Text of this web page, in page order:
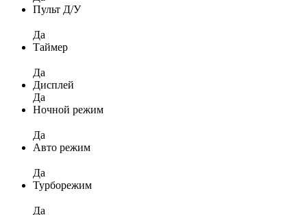
Пульт Д/У
Да
Таймер
Да
Дисплей
Да
Ночной режим
Да
Авто режим
Да
Турборежим
Да